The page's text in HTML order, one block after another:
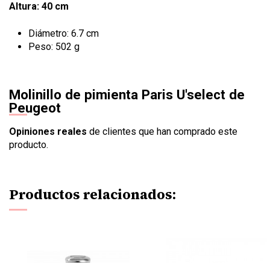
Altura: 40 cm
Diámetro: 6.7 cm
Peso: 502 g
Molinillo de pimienta Paris U'select de
Peugeot
Opiniones reales de clientes que han comprado este
producto.
Productos relacionados: